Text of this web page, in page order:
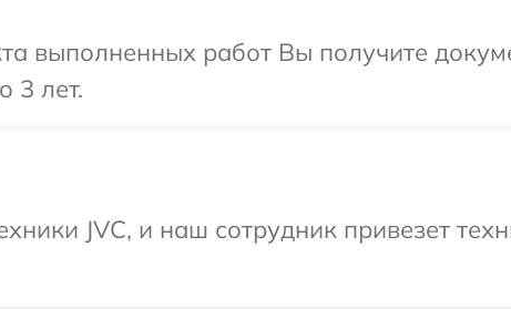
выполненных работ Вы получите
3 лет.
JVC, и наш сотрудник привезет